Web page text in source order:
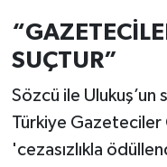
SUÇTUR”
Sözcü ile Ulukuş’un
Türkiye Gazeteciler
'cezasızlıkla